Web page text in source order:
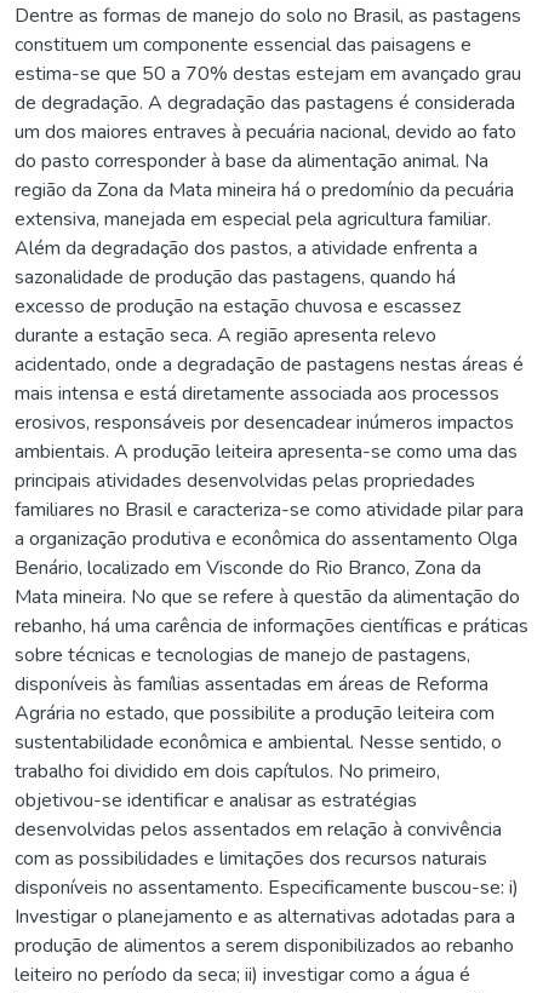
Dentre as formas de manejo do solo no Brasil, as pastagens
constituem um componente essencial das paisagens e
estima-se que 50 a 70% destas estejam em avançado grau
de degradação. A degradação das pastagens é considerada
um dos maiores entraves à pecuária nacional, devido ao fato
do pasto corresponder à base da alimentação animal. Na
região da Zona da Mata mineira há o predomínio da pecuária
extensiva, manejada em especial pela agricultura familiar.
Além da degradação dos pastos, a atividade enfrenta a
sazonalidade de produção das pastagens, quando há
excesso de produção na estação chuvosa e escassez
durante a estação seca. A região apresenta relevo
acidentado, onde a degradação de pastagens nestas áreas é
mais intensa e está diretamente associada aos processos
erosivos, responsáveis por desencadear inúmeros impactos
ambientais. A produção leiteira apresenta-se como uma das
principais atividades desenvolvidas pelas propriedades
familiares no Brasil e caracteriza-se como atividade pilar para
a organização produtiva e econômica do assentamento Olga
Benário, localizado em Visconde do Rio Branco, Zona da
Mata mineira. No que se refere à questão da alimentação do
rebanho, há uma carência de informações científicas e práticas
sobre técnicas e tecnologias de manejo de pastagens,
disponíveis às famílias assentadas em áreas de Reforma
Agrária no estado, que possibilite a produção leiteira com
sustentabilidade econômica e ambiental. Nesse sentido, o
trabalho foi dividido em dois capítulos. No primeiro,
objetivou-se identificar e analisar as estratégias
desenvolvidas pelos assentados em relação à convivência
com as possibilidades e limitações dos recursos naturais
disponíveis no assentamento. Especificamente buscou-se: i)
Investigar o planejamento e as alternativas adotadas para a
produção de alimentos a serem disponibilizados ao rebanho
leiteiro no período da seca; ii) investigar como a água é